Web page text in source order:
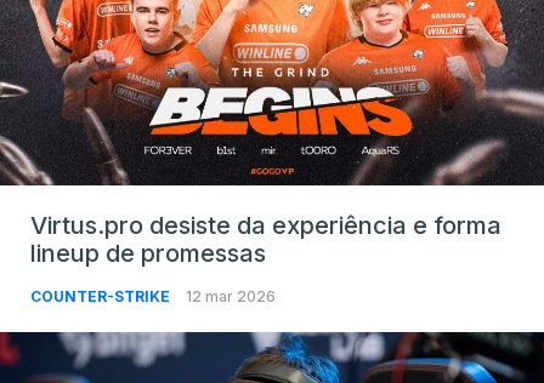
Virtus.pro desiste da experiência e forma
lineup de promessas
COUNTER-STRIKE 12 mar 2026